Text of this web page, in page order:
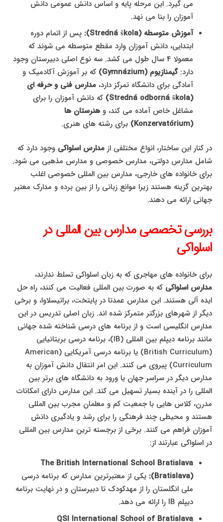
می گیرد. این مرحله پایه و اساس دانش عمومی دانش
آموزان را بنا می نهد.
آموزش متوسطه (Stredná škola):
پس از اتمام دوره
ابتدایی، دانش آموزان وارد مقطع متوسطه می شوند که
معمولا 4 سال طول می کشد. سه نوع اصلی دبیرستان وجود
دارد:گیمنازیوم (Gymnázium)
که بر آموزش آکادمیک و
آمادگی برای دانشگاه تمرکز دارد، مدارس فنی و حرفه ای
(Stredná odborná škola)
که دانش آموزان را برای
مشاغل خاص آماده می کند، و هنرستان ها
(Konzervatórium)
برای رشته های هنری.
در کنار این ساختار، انواع مختلفی ازمدارس اسلواکی وجود دارد که
شامل مدارس دولتی، مدارس خصوصی و مدارس مذهبی می شود.
برای خانواده های خارجی، مدارس بین المللی خصوصی اغلب
بهترین گزینه هستند زیرا موانع زبانی را از بین برده و مدارک معتبر
جهانی ارائه می دهند.
بررسی تخصصی مدارس بین المللی در
اسلواکی
برای خانواده های مهاجری که به زبان اسلواکی تسلط ندارند،
مدارس اسلواکی که به صورت بین المللی فعالیت می کنند، راه حل
ایده آلی هستند. این مدارس عمدتا در پایتخت، براتیسلاوا، و برخی
دیگر از شهرهای بزرگتر متمرکز شده اند. زبان اصلی تدریس در این
مدارس انگلیسی است و از برنامه های درسی شناخته شده جهانی
مانند برنامه دیپلم بین المللی (IB)، برنامه درسی بریتانیایی
(British Curriculum) یا برنامه درسی آمریکایی (American
Curriculum) پیروی می کنند. این امر انتقال دانش آموزان به
مدارس دیگر در سراسر جهان یا ورود به دانشگاه های برتر بین
المللی را در آینده بسیار تسهیل می کند. این مدارس دارای امکانات
مدرن، کلاس هایی با جمعیت کم و معلمان مجرب بین المللی
هستند و محیطی چند فرهنگی را برای رشد و یادگیری دانش
آموزان فراهم می کنند. برخی از برجسته ترین مدارس بین المللی
در اسلواکی عبارتند از:
The British International School Bratislava
(Bratislava): یکی از معتبرترین مدارس که برنامه درسی
ملی انگلستان را از مهدکودک تا دبیرستان و در نهایت برنامه
دیپلم IB را ارائه می دهد.
QSI International School of Bratislava